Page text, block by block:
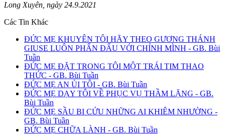
Long Xuyên, ngày 24.9.2021
Các Tin Khác
ĐỨC MẸ KHUYÊN TÔI HÃY THEO GƯƠNG THÁNH
GIUSE LUÔN PHẤN ĐẤU VỚI CHÍNH MÌNH - GB. Bùi
Tuần
ĐỨC MẸ ĐẶT TRONG TÔI MỘT TRÁI TIM THAO
THỨC - GB. Bùi Tuần
ĐỨC MẸ AN ỦI TÔI - GB. Bùi Tuần
ĐỨC MẸ DẠY TÔI VỀ PHỤC VỤ THẦM LẶNG - GB.
Bùi Tuần
ĐỨC MẸ SẦU BI CỨU NHỮNG AI KHIÊM NHƯỜNG -
GB. Bùi Tuần
ĐỨC MẸ CHỮA LÀNH - GB. Bùi Tuần